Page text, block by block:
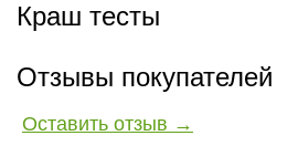
Краш тесты
Отзывы покупателей
Оставить отзыв →